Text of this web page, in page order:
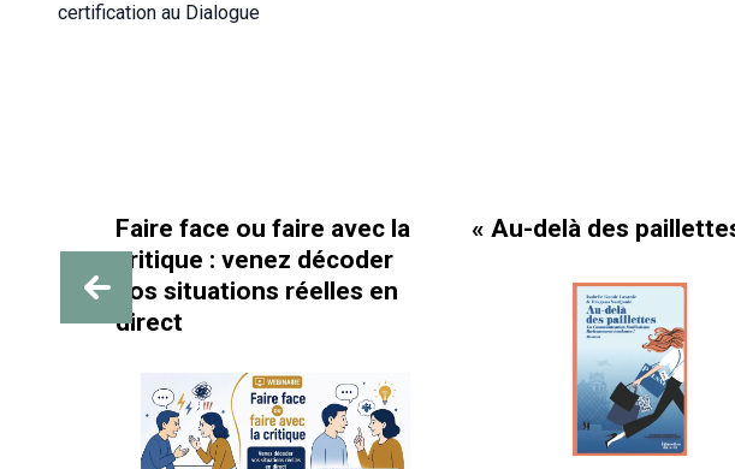
certification au Dialogue
Faire face ou faire avec la
critique : venez décoder
vos situations réelles en
direct
« Au-delà des paillettes »